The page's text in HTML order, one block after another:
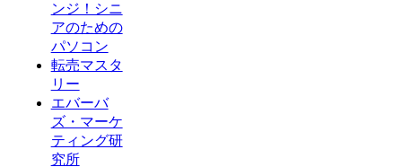
ンジ！シニ
アのための
パソコン
転売マスタ
リー
エバーバ
ズ・マーケ
ティング研
究所